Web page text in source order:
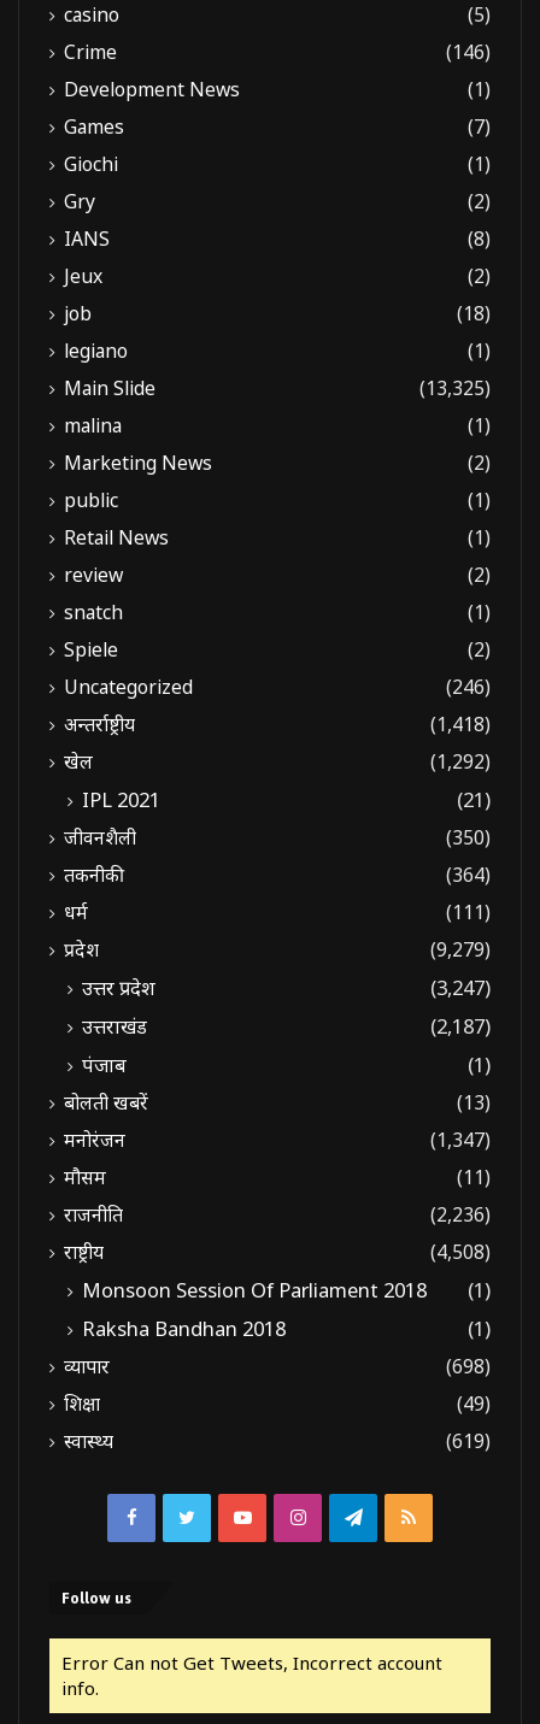
casino
(5)
Crime
(146)
Development News
(1)
Games
(7)
Giochi
(1)
Gry
(2)
IANS
(8)
Jeux
(2)
job
(18)
legiano
(1)
Main Slide
(13,325)
malina
(1)
Marketing News
(2)
public
(1)
Retail News
(1)
review
(2)
snatch
(1)
Spiele
(2)
Uncategorized
(246)
अन्तर्राष्ट्रीय
(1,418)
खेल
(1,292)
IPL 2021 (21)
जीवनशैली
(350)
तकनीकी
(364)
धर्म
(111)
प्रदेश
(9,279)
उत्तर प्रदेश
(3,247)
उत्तराखंड
(2,187)
पंजाब
(1)
बोलती खबरें
(13)
मनोरंजन
(1,347)
मौसम
(11)
राजनीति
(2,236)
राष्ट्रीय
(4,508)
Monsoon Session Of Parliament 2018
(1)
Raksha Bandhan 2018
(1)
व्यापार
(698)
शिक्षा
(49)
स्वास्थ्य
(619)
FacebookTwitterYouTubeInstagramTelegram
RSS
Follow us
Error Can not Get Tweets, Incorrect account
info.